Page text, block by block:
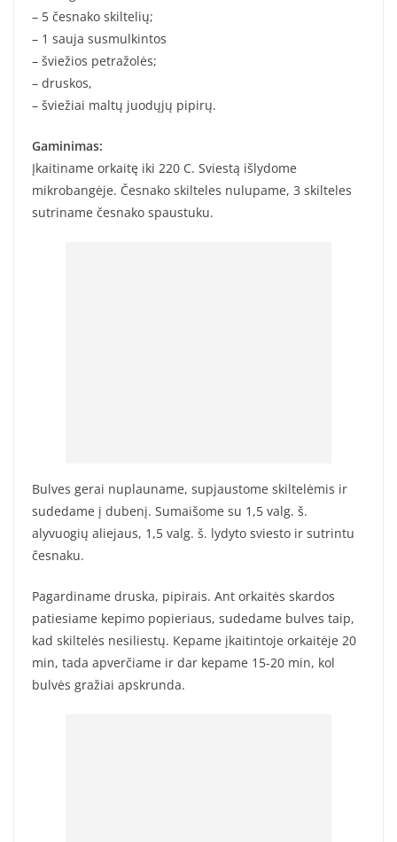
– 5 česnako skiltelių;
– 1 sauja susmulkintos
– šviežios petražolės;
– druskos,
– šviežiai maltų juodųjų pipirų.
Gaminimas:
Įkaitiname orkaitę iki 220 C. Sviestą išlydome
mikrobangėje. Česnako skilteles nulupame, 3 skilteles
sutriname česnako spaustuku.
Bulves gerai nuplauname, supjaustome skiltelėmis ir
sudedame į dubenį. Sumaišome su 1,5 valg. š.
alyvuogių aliejaus, 1,5 valg. š. lydyto sviesto ir sutrintu
česnaku.
Pagardiname druska, pipirais. Ant orkaitės skardos
patiesiame kepimo popieriaus, sudedame bulves taip,
kad skiltelės nesiliestų. Kepame įkaitintoje orkaitėje 20
min, tada apverčiame ir dar kepame 15-20 min, kol
bulvės gražiai apskrunda.